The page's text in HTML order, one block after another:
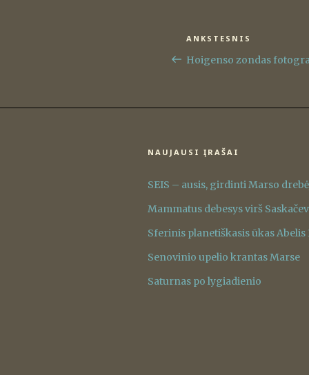
Navigacija
tarp
Ankstesnis
įrašas
ANKSTESNIS
Hoigenso zondas
NAUJAUSI ĮRAŠAI
SEIS – ausis, girdinti Marso
Mammatus debesys virš
Sferinis planetiškasis ūkas Abelis
Senovinio upelio krantas Marse
Saturnas po lygiadienio